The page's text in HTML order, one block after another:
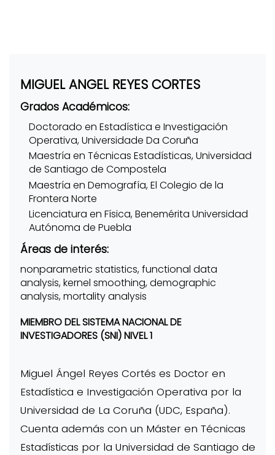
MIGUEL ANGEL REYES CORTES
Grados Académicos:
Doctorado en Estadística e Investigación
Operativa, Universidade Da Coruña
Maestría en Técnicas Estadísticas, Universidad
de Santiago de Compostela
Maestría en Demografía, El Colegio de la
Frontera Norte
Licenciatura en Física, Benemérita Universidad
Autónoma de Puebla
Áreas de interés:
nonparametric statistics, functional data
analysis, kernel smoothing, demographic
analysis, mortality analysis
MIEMBRO DEL SISTEMA NACIONAL DE
INVESTIGADORES (SNI) NIVEL 1
Miguel Ángel Reyes Cortés es Doctor en
Estadística e Investigación Operativa por la
Universidad de La Coruña (UDC, España).
Cuenta además con un Máster en Técnicas
Estadísticas por la Universidad de Santiago de